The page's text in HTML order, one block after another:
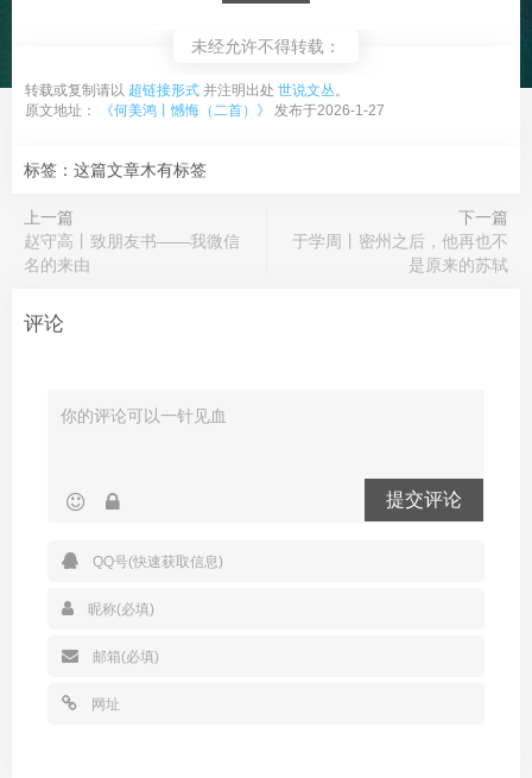
未经允许不得转载：
转载或复制请以 超链接形式 并注明出处 世说文丛。
原文地址：
《何美鸿丨憾悔（二首）》 发布于2026-1-27
标签：这篇文章木有标签
上一篇
赵守高丨致朋友书——我微信
名的来由
下一篇
于学周丨密州之后，他再也不
是原来的苏轼
评论
提交评论